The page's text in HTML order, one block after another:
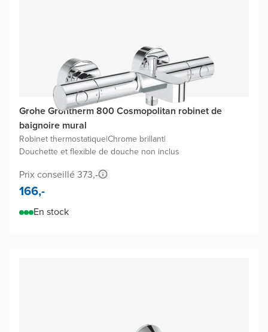
Grohe Grohtherm 800 Cosmopolitan robinet de
baignoire mural
Robinet thermostatique|Chrome brillant|
Douchette et flexible de douche non inclus
Prix conseillé 373,-
166,-
En stock